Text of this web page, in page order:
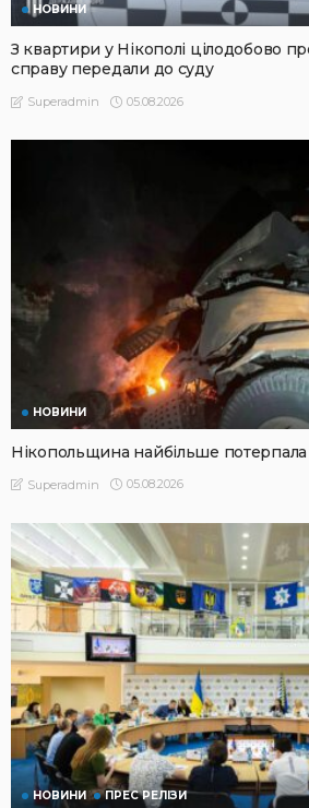
НОВИНИ
З квартири у Нікополі цілодобово
справу передали до суду
Superadmin 05.08.2026
НОВИНИ
Нікопольщина найбільше потерпала
Superadmin 05.08.2026
НОВИНИ ПРЕС РЕЛІЗИ